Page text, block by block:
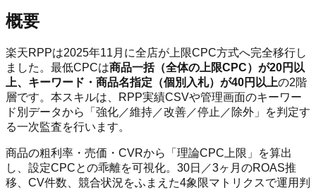
概要
楽天RPPは2025年11月に全店が上限CPC方式へ完全移行し
ました。最低CPCは商品一括（全体の上限CPC）が20円以
上、キーワード・商品名指定（個別入札）が40円以上の2階
層です。本スキルは、RPP実績CSVや管理画面のキーワー
ド別データから「強化／維持／改善／停止／除外」を判定す
る一次監査を行います。
商品の粗利率・売価・CVRから「理論CPC上限」を算出
し、設定CPCとの乖離を可視化。30日／3ヶ月のROAS推
移、CV件数、競合状況をふまえた4象限マトリクスで運用判